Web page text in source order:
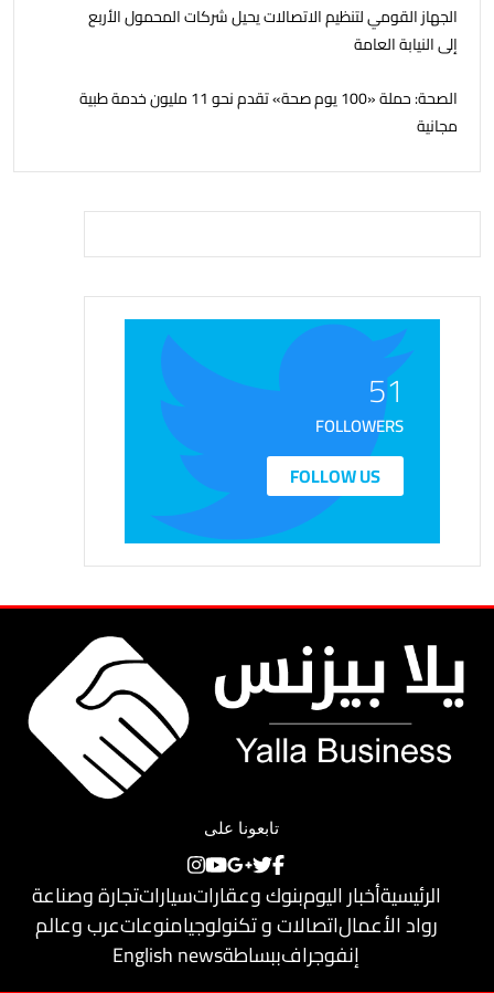
الجهاز القومي لتنظيم الاتصالات يحيل شركات المحمول الأربع
إلى النيابة العامة
الصحة: حملة «100 يوم صحة» تقدم نحو 11 مليون خدمة طبية
مجانية
51
FOLLOWERS
FOLLOW US
تابعونا على
الرئيسيةأخبار اليومبنوك وعقاراتسياراتتجارة وصناعة
رواد الأعمالاتصالات و تكنولوجيامنوعاتعرب وعالم
إنفوجرافببساطةEnglish news